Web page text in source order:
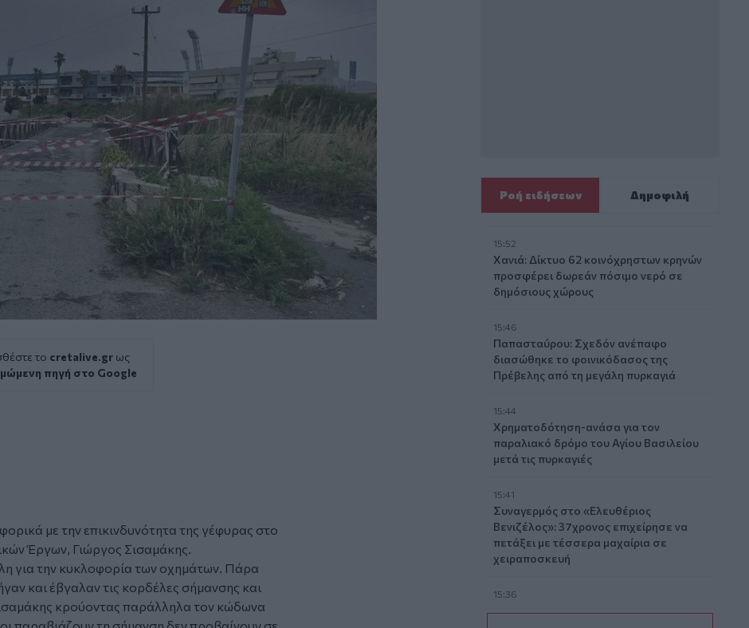
το cretalive.gr ως
πηγή στο Google
με την επικινδυνότητα της γέφυρας στο
Έργων, Γιώργος Σισαμάκης.
για την κυκλοφορία των οχημάτων. Πάρα
και έβγαλαν τις κορδέλες σήμανσης και
κρούοντας παράλληλα τον κώδωνα
Ροή ειδήσεων Δημοφιλή
15:52
Χανιά: Δίκτυο 62 κοινόχρηστων κρηνών
προσφέρει δωρεάν πόσιμο νερό σε
δημόσιους χώρους
15:46
Παπασταύρου: Σχεδόν ανέπαφο
διασώθηκε το φοινικόδασος της
Πρέβελης από τη μεγάλη πυρκαγιά
15:44
Χρηματοδότηση-ανάσα για τον
παραλιακό δρόμο του Αγίου Βασιλείου
μετά τις πυρκαγιές
15:41
Συναγερμός στο «Ελευθέριος
Βενιζέλος»: 37χρονος επιχείρησε να
πετάξει με τέσσερα μαχαίρια σε
χειραποσκευή
15:36
Με λαμπρότητα η γιορτή της